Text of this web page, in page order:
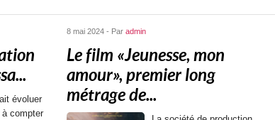
évoluer
compter
8 mai 2024 - Par admin
Le film « Jeunesse, mon
amour », premier long
métrage de...